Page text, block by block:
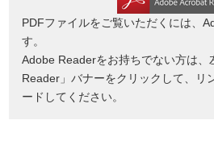
PDFファイルをご覧いただくには、
す。
Adobe Readerをお持ちでない方は、
Reader」バナーをクリックして、リ
ードしてください。